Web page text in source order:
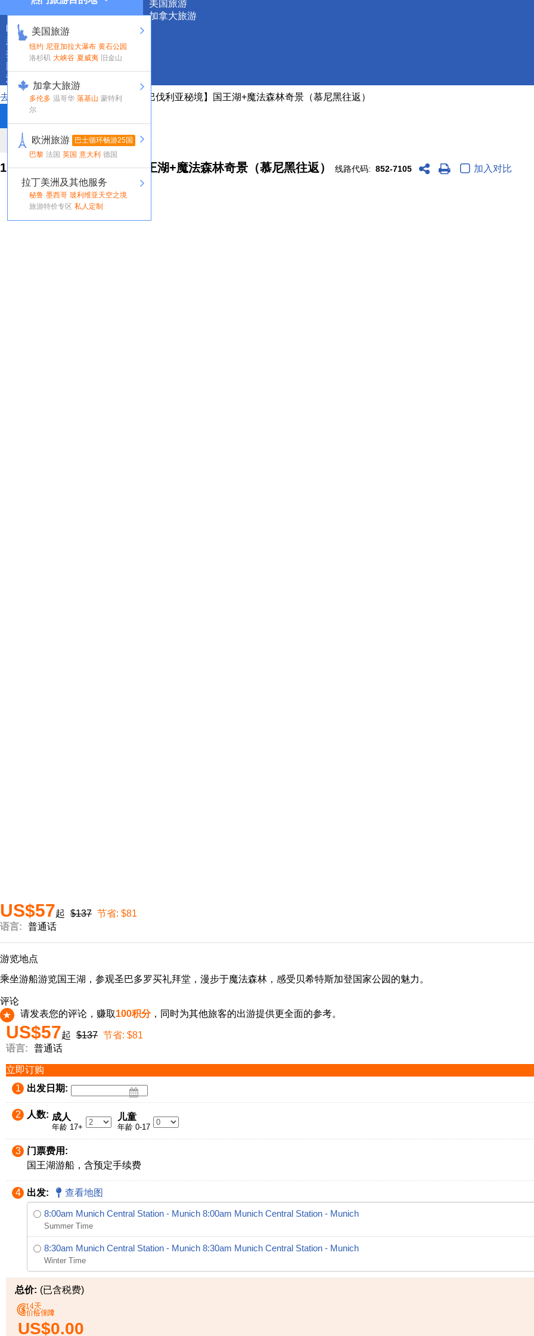
美国旅游
纽约 尼亚加拉大瀑布 黄石公园
洛杉矶 大峡谷 夏威夷 旧金山
加拿大旅游
多伦多 温哥华 落基山 蒙特利
尔
欧洲旅游
巴士循环畅游25国
巴黎 法国 英国 意大利 德国
拉丁美洲及其他服务
秘鲁 墨西哥 玻利维亚天空之境
旅游特价专区 私人定制
美国旅游
加拿大旅游
欧洲旅游
新西兰旅游
拉丁美洲
演出门票
去旅游网> 欧洲> 德国> 1日游 -【巴伐利亚秘境】国王湖+魔法森林奇景（慕尼黑往返）
评论
1日游 -【巴伐利亚秘境】国王湖+魔法森林奇景（慕尼黑往返） 线路代码: 852-7105 加入对比
US$57起 $137 节省: $81
语言:
普通话
游览地点
乘坐游船游览国王湖，参观圣巴多罗买礼拜堂，漫步于魔法森林，感受贝希特斯加登国家公园的魅力。
评论
★ 请发表您的评论，赚取100积分，同时为其他旅客的出游提供更全面的参考。
US$57起 $137 节省: $81
语言:
普通话
立即订购
1
出发日期:
2 人数: 成人
年龄 17+
儿童
年龄 0-17
3
门票费用:
国王湖游船，含预定手续费
4 出发: 查看地图
8:00am Munich Central Station - Munich 8:00am Munich Central Station - Munich
Summer Time
8:30am Munich Central Station - Munich 8:30am Munich Central Station - Munich
Winter Time
总价: (已含税费)
US$0.00